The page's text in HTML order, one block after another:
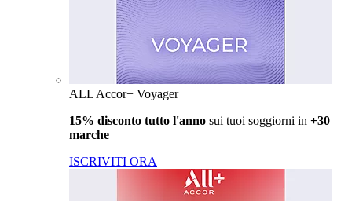
ALL Accor+ Voyager
15% disconto tutto l'anno sui tuoi soggiorni in +30
marche
ISCRIVITI ORA